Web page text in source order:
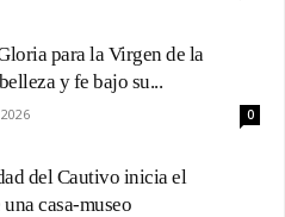
para la Virgen de la
y fe bajo su...
0
del Cautivo inicia el
casa-museo